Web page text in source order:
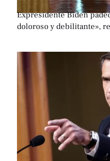
Expresidente Biden
doloroso y debilitante»,